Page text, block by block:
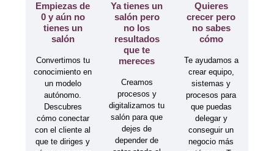
Empiezas de
0 y aún no
tienes un
salón
Convertimos tu
conocimiento en
un modelo
autónomo.
Descubres
cómo conectar
con el cliente al
que te diriges y
Ya tienes un
salón pero
no los
resultados
que te
mereces
Creamos
procesos y
digitalizamos tu
salón para que
dejes de
depender de
Quieres
crecer pero
no sabes
cómo
Te ayudamos a
crear equipo,
sistemas y
procesos para
que puedas
delegar y
conseguir un
negocio más